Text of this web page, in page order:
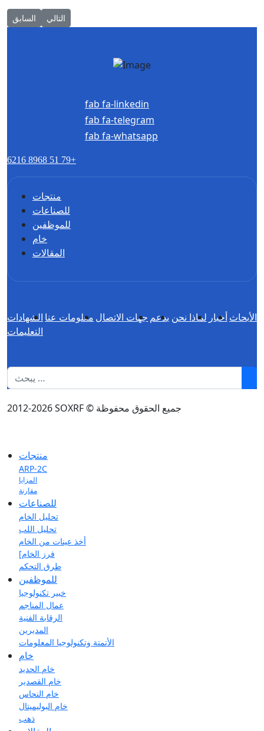
السابق التالي
fab fa-linkedin
fab fa-telegram
fab fa-whatsapp
6216 8968 51 79+
منتجات
للصناعات
للموظفين
خام
المقالات
الشهادات معلومات عنا جهات الاتصال يدعم لماذا نحن أخبارالأبحاث
التعليمات
1
2012-2026 SOXRF © جميع الحقوق محفوظة
منتجات
ARP-2C
المزايا
مقارنة
للصناعات
تحليل الخام
تحليل اللب
أخذ عينات من الخام
[فرز الخام
طرق التحكم
للموظفين
خبير تكنولوجيا
عمال المناجم
الرقابة الفنية
المديرين
الأتمتة وتكنولوجيا المعلومات
خام
خام الحديد
خام القصدير
خام النحاس
خام البوليميتال
ذهب